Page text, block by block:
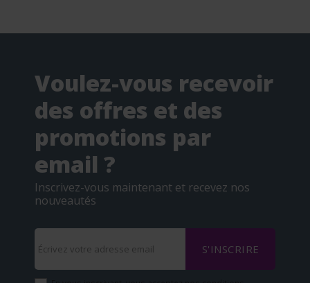
Voulez-vous recevoir
des offres et des
promotions par
email ?
Inscrivez-vous maintenant et recevez nos
nouveautés
S'INSCRIRE